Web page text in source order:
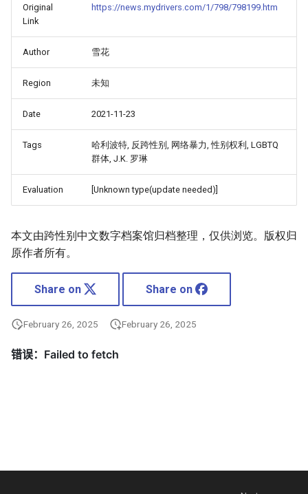
Original
Link
https://news.mydrivers.com/1/798/798199.htm
Author 雪花
Region 未知
Date 2021-11-23
Tags
哈利波特, 反跨性别, 网络暴力, 性别权利, LGBTQ
群体, J.K. 罗琳
Evaluation [Unknown type(update needed)]
本文由跨性别中文数字档案馆归档整理，仅供浏览。版权归
原作者所有。
Share on Share on
February 26, 2025 February 26, 2025